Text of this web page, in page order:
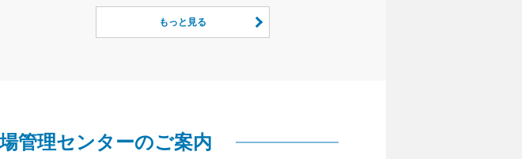
もっと見る
管理センターのご案内